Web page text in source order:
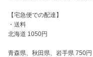
【宅急便での配達】
・送料
北海道 1050円
青森県、秋田県、岩手県 750円